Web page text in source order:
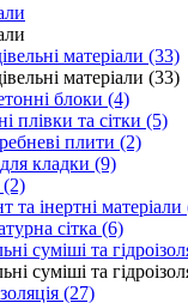
матеріали (33)
матеріали (33)
блоки (4)
плівки та сітки (5)
плити (2)
кладки (9)
(2)
та інертні матеріали
сітка (6)
суміші та
суміші та
(27)